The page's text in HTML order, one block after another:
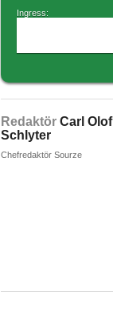
Ingress:
Redaktör Carl Olof
Schlyter
Chefredaktör Sourze